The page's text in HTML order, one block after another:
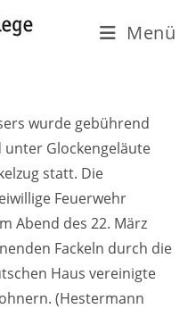
Menü
wurde gebührend
unter Glockengeläute
statt. Die
Feuerwehr
Abend des 22. März
Fackeln durch die
Haus vereinigte
(Hestermann